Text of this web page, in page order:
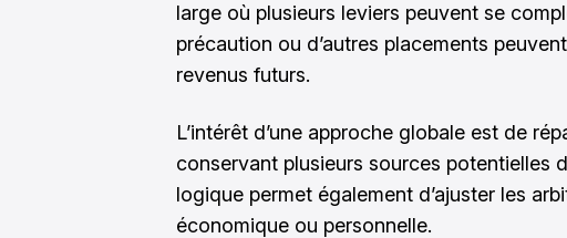
large où plusieurs leviers peuvent se
précaution ou d’autres placements
revenus futurs.
L’intérêt d’une approche globale est de
conservant plusieurs sources potentielles
logique permet également d’ajuster les
économique ou personnelle.